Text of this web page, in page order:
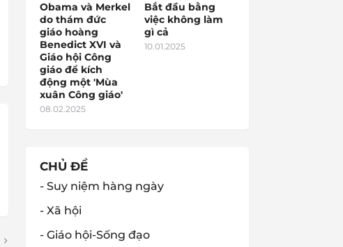
Obama và Merkel
do thám đức
giáo hoàng
Benedict XVI và
Giáo hội Công
giáo để kích
động một 'Mùa
xuân Công giáo'
08.02.2025
Bắt đầu bằng
việc không làm
gì cả
10.01.2025
CHỦ ĐỀ
- Suy niệm hàng ngày
- Xã hội
- Giáo hội-Sống đạo